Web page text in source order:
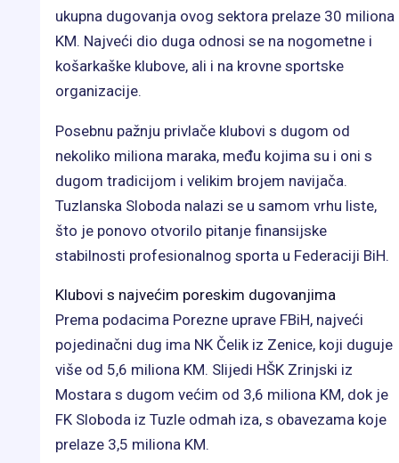
ukupna dugovanja ovog sektora prelaze 30 miliona
KM. Najveći dio duga odnosi se na nogometne i
košarkaške klubove, ali i na krovne sportske
organizacije.
Posebnu pažnju privlače klubovi s dugom od
nekoliko miliona maraka, među kojima su i oni s
dugom tradicijom i velikim brojem navijača.
Tuzlanska Sloboda nalazi se u samom vrhu liste,
što je ponovo otvorilo pitanje finansijske
stabilnosti profesionalnog sporta u Federaciji BiH.
Klubovi s najvećim poreskim dugovanjima
Prema podacima Porezne uprave FBiH, najveći
pojedinačni dug ima NK Čelik iz Zenice, koji duguje
više od 5,6 miliona KM. Slijedi HŠK Zrinjski iz
Mostara s dugom većim od 3,6 miliona KM, dok je
FK Sloboda iz Tuzle odmah iza, s obavezama koje
prelaze 3,5 miliona KM.